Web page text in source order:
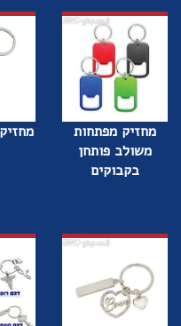
מחזיק מפתחות
משולב פותחן
בקבוקים